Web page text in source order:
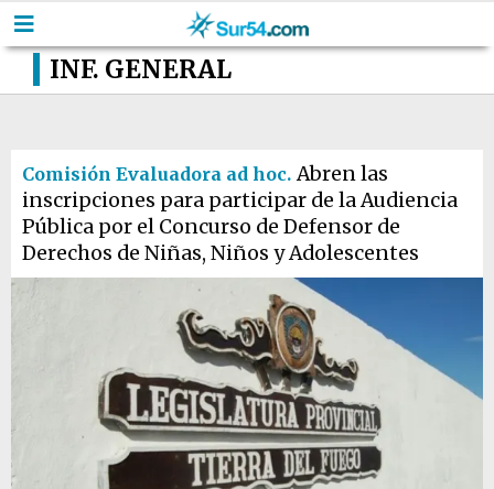
INF. GENERAL
Comisión Evaluadora ad hoc. Abren las
inscripciones para participar de la Audiencia
Pública por el Concurso de Defensor de
Derechos de Niñas, Niños y Adolescentes